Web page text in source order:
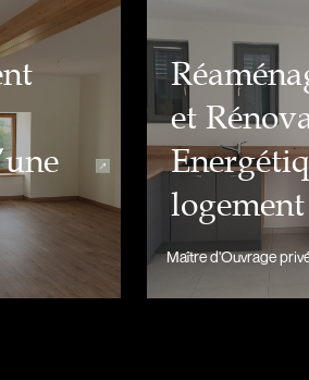
et
logement
Maître d'Ouvrage